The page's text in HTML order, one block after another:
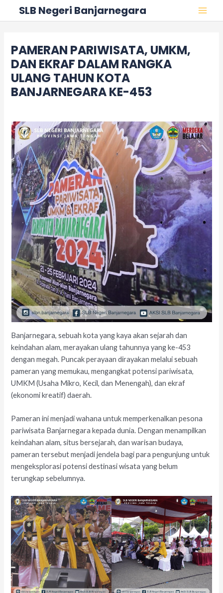
SLB Negeri Banjarnegara
PAMERAN PARIWISATA, UMKM,
DAN EKRAF DALAM RANGKA
ULANG TAHUN KOTA
BANJARNEGARA KE-453
Banjarnegara, sebuah kota yang kaya akan sejarah dan
keindahan alam, merayakan ulang tahunnya yang ke-453
dengan megah. Puncak perayaan dirayakan melalui sebuah
pameran yang memukau, mengangkat potensi pariwisata,
UMKM (Usaha Mikro, Kecil, dan Menengah), dan ekraf
(ekonomi kreatif) daerah.
Pameran ini menjadi wahana untuk memperkenalkan pesona
pariwisata Banjarnegara kepada dunia. Dengan menampilkan
keindahan alam, situs bersejarah, dan warisan budaya,
pameran tersebut menjadi jendela bagi para pengunjung untuk
mengeksplorasi potensi destinasi wisata yang belum
terungkap sebelumnya.
Post
navigation